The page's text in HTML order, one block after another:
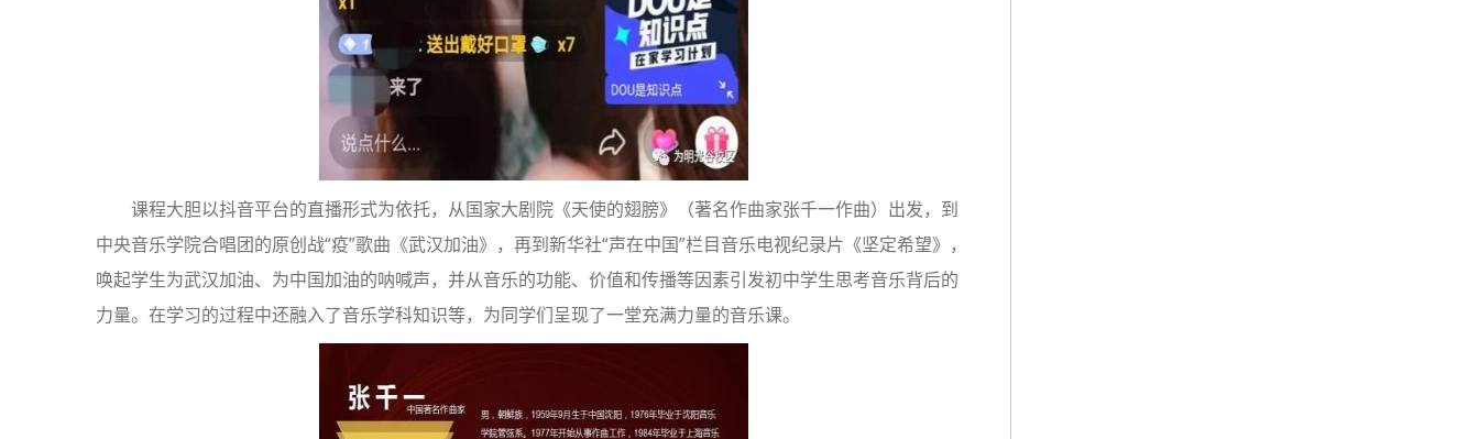
课程大胆以抖音平台的直播形式为依托，从国家大剧院《天使的翅膀》（著名作曲家张千一作曲）出发，到
中央音乐学院合唱团的原创战“疫”歌曲《武汉加油》，再到新华社“声在中国”栏目音乐电视纪录片《坚定希望》，
唤起学生为武汉加油、为中国加油的呐喊声，并从音乐的功能、价值和传播等因素引发初中学生思考音乐背后的
力量。在学习的过程中还融入了音乐学科知识等，为同学们呈现了一堂充满力量的音乐课。